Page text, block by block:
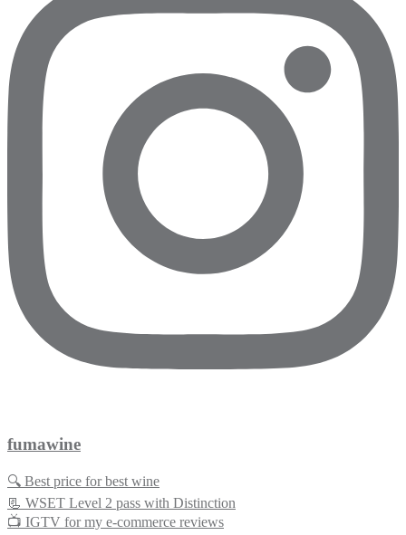
fumawine
🔍 Best price for best wine
📃 WSET Level 2 pass with Distinction
📺 IGTV for my e-commerce reviews